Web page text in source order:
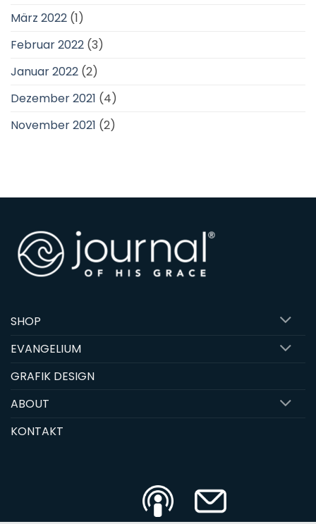
März 2022 (1)
Februar 2022 (3)
Januar 2022 (2)
Dezember 2021 (4)
November 2021 (2)
SHOP
EVANGELIUM
GRAFIK DESIGN
ABOUT
KONTAKT